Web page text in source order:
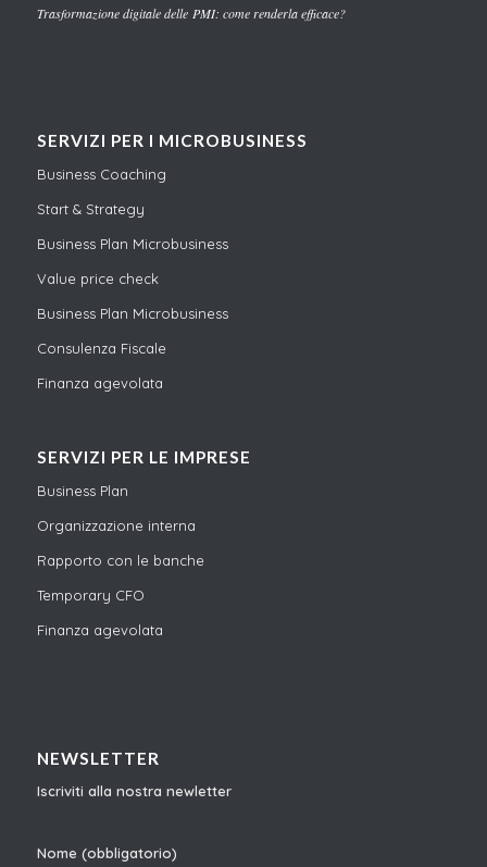
Trasformazione digitale delle PMI: come renderla efficace?
SERVIZI PER I MICROBUSINESS
Business Coaching
Start & Strategy
Business Plan Microbusiness
Value price check
Business Plan Microbusiness
Consulenza Fiscale
Finanza agevolata
SERVIZI PER LE IMPRESE
Business Plan
Organizzazione interna
Rapporto con le banche
Temporary CFO
Finanza agevolata
NEWSLETTER
Iscriviti alla nostra newletter
Nome (obbligatorio)